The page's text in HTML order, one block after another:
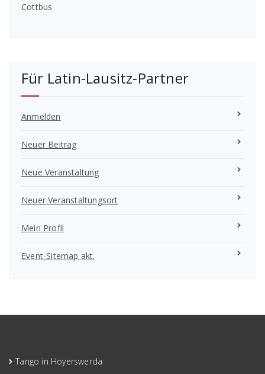
Cottbus
Für Latin-Lausitz-Partner
Anmelden
Neuer Beitrag
Neue Veranstaltung
Neuer Veranstaltungsort
Mein Profil
Event-Sitemap akt.
Tango in Hoyerswerda